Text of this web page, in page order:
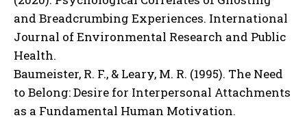
and Breadcrumbing Experiences. International
Journal of Environmental Research and Public
Health.
Baumeister, R. F., & Leary, M. R. (1995). The Need
to Belong: Desire for Interpersonal Attachments
as a Fundamental Human Motivation.